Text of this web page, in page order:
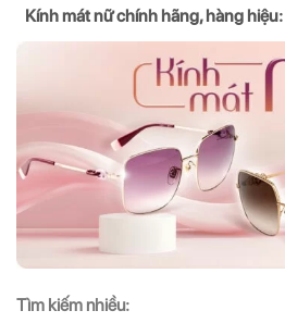
Kính mát nữ chính hãng, hàng
Tìm kiếm nhiều: